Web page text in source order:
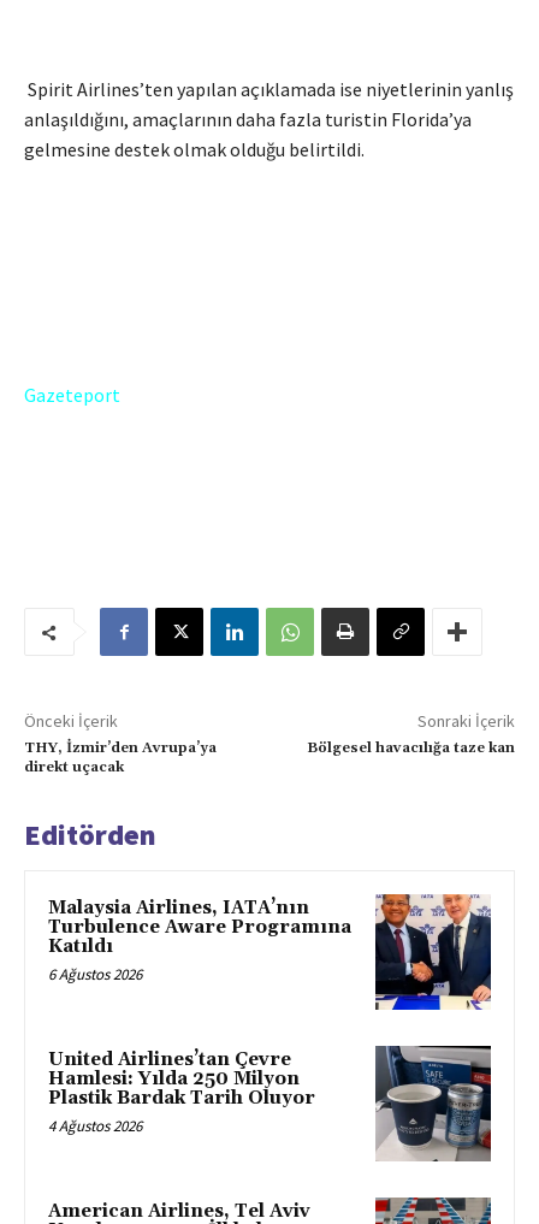
Spirit Airlines’ten yapılan açıklamada ise niyetlerinin yanlış
anlaşıldığını, amaçlarının daha fazla turistin Florida’ya
gelmesine destek olmak olduğu belirtildi.
Gazeteport
Önceki İçerik
THY, İzmir’den Avrupa’ya
direkt uçacak
Sonraki İçerik
Bölgesel havacılığa taze kan
Editörden
Malaysia Airlines, IATA’nın
Turbulence Aware Programına
Katıldı
6 Ağustos 2026
United Airlines’tan Çevre
Hamlesi: Yılda 250 Milyon
Plastik Bardak Tarih Oluyor
4 Ağustos 2026
American Airlines, Tel Aviv